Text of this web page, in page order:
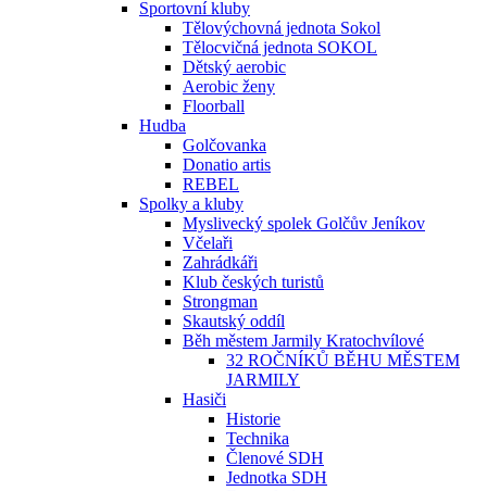
Sportovní kluby
Tělovýchovná jednota Sokol
Tělocvičná jednota SOKOL
Dětský aerobic
Aerobic ženy
Floorball
Hudba
Golčovanka
Donatio artis
REBEL
Spolky a kluby
Myslivecký spolek Golčův Jeníkov
Včelaři
Zahrádkáři
Klub českých turistů
Strongman
Skautský oddíl
Běh městem Jarmily Kratochvílové
32 ROČNÍKŮ BĚHU MĚSTEM
JARMILY
Hasiči
Historie
Technika
Členové SDH
Jednotka SDH